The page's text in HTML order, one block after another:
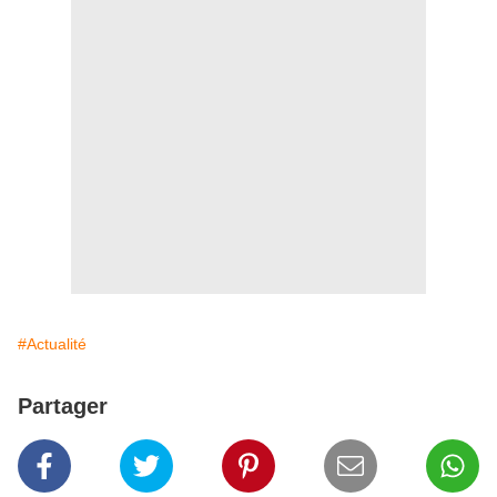
#Actualité
Partager